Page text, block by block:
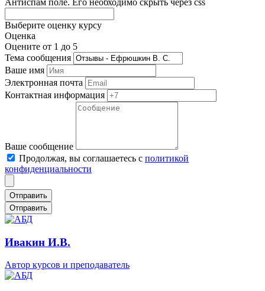
Выберите оценку курсу
Оценка
Оцените от 1 до 5
Тема сообщения
Ваше имя
Электронная почта
Контактная информация
Ваше сообщение
Продолжая, вы соглашаетесь с политикой
конфиденциальности
Отправить
Ивакин И.В.
Автор курсов и преподаватель